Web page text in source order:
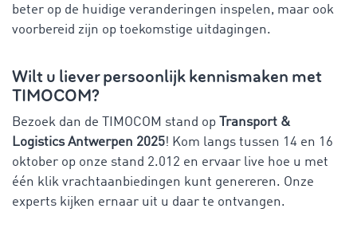
beter op de huidige veranderingen inspelen, maar ook
voorbereid zijn op toekomstige uitdagingen.
Wilt u liever persoonlijk kennismaken met
TIMOCOM?
Bezoek dan de TIMOCOM stand op
Transport &
Logistics Antwerpen 2025! Kom langs tussen 14 en 16
oktober op onze stand 2.012 en ervaar live hoe u met
één klik vrachtaanbiedingen kunt genereren. Onze
experts kijken ernaar uit u daar te ontvangen.